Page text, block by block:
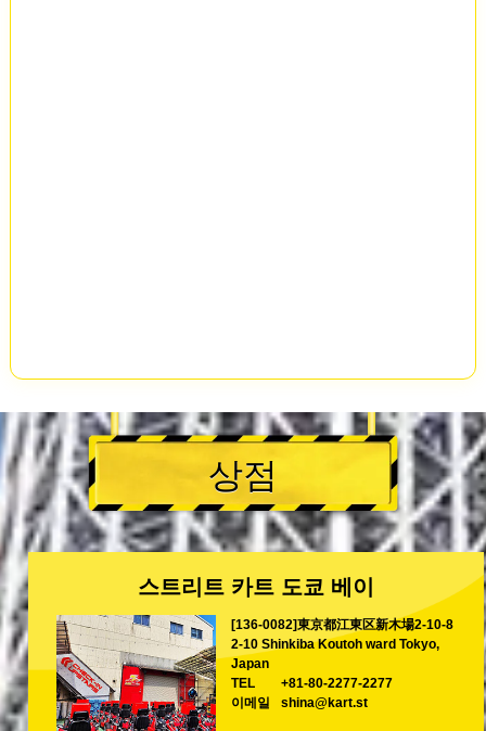
상점
스트리트 카트 도쿄 베이
[136-0082]東京都江東区新木場2-10-8
2-10 Shinkiba Koutoh ward Tokyo,
Japan
TEL
+81-80-2277-2277
이메일
shina@kart.st